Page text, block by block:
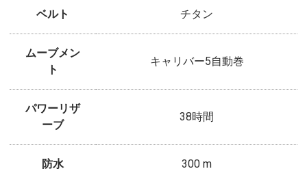
ベルト チタン
ムーブメン
ト
キャリバー5自動巻
パワーリザ
ーブ
38時間
防水 300 m